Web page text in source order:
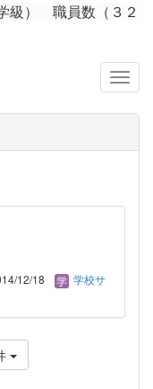
級） 職員数（３２
12/18
学校サ